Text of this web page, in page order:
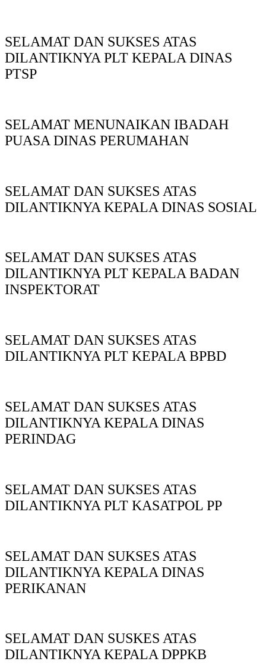
SELAMAT DAN SUKSES ATAS
DILANTIKNYA PLT KEPALA DINAS
PTSP
SELAMAT MENUNAIKAN IBADAH
PUASA DINAS PERUMAHAN
SELAMAT DAN SUKSES ATAS
DILANTIKNYA KEPALA DINAS SOSIAL
SELAMAT DAN SUKSES ATAS
DILANTIKNYA PLT KEPALA BADAN
INSPEKTORAT
SELAMAT DAN SUKSES ATAS
DILANTIKNYA PLT KEPALA BPBD
SELAMAT DAN SUKSES ATAS
DILANTIKNYA KEPALA DINAS
PERINDAG
SELAMAT DAN SUKSES ATAS
DILANTIKNYA PLT KASATPOL PP
SELAMAT DAN SUKSES ATAS
DILANTIKNYA KEPALA DINAS
PERIKANAN
SELAMAT DAN SUSKES ATAS
DILANTIKNYA KEPALA DPPKB